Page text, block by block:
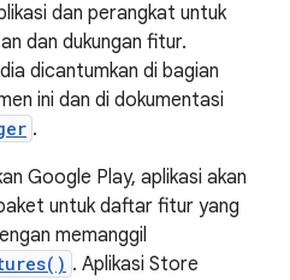
dan perangkat untuk
dan dukungan fitur.
dicantumkan di bagian
ini dan di dokumentasi
.
Google Play, aplikasi akan
untuk daftar fitur yang
memanggil
. Aplikasi Store